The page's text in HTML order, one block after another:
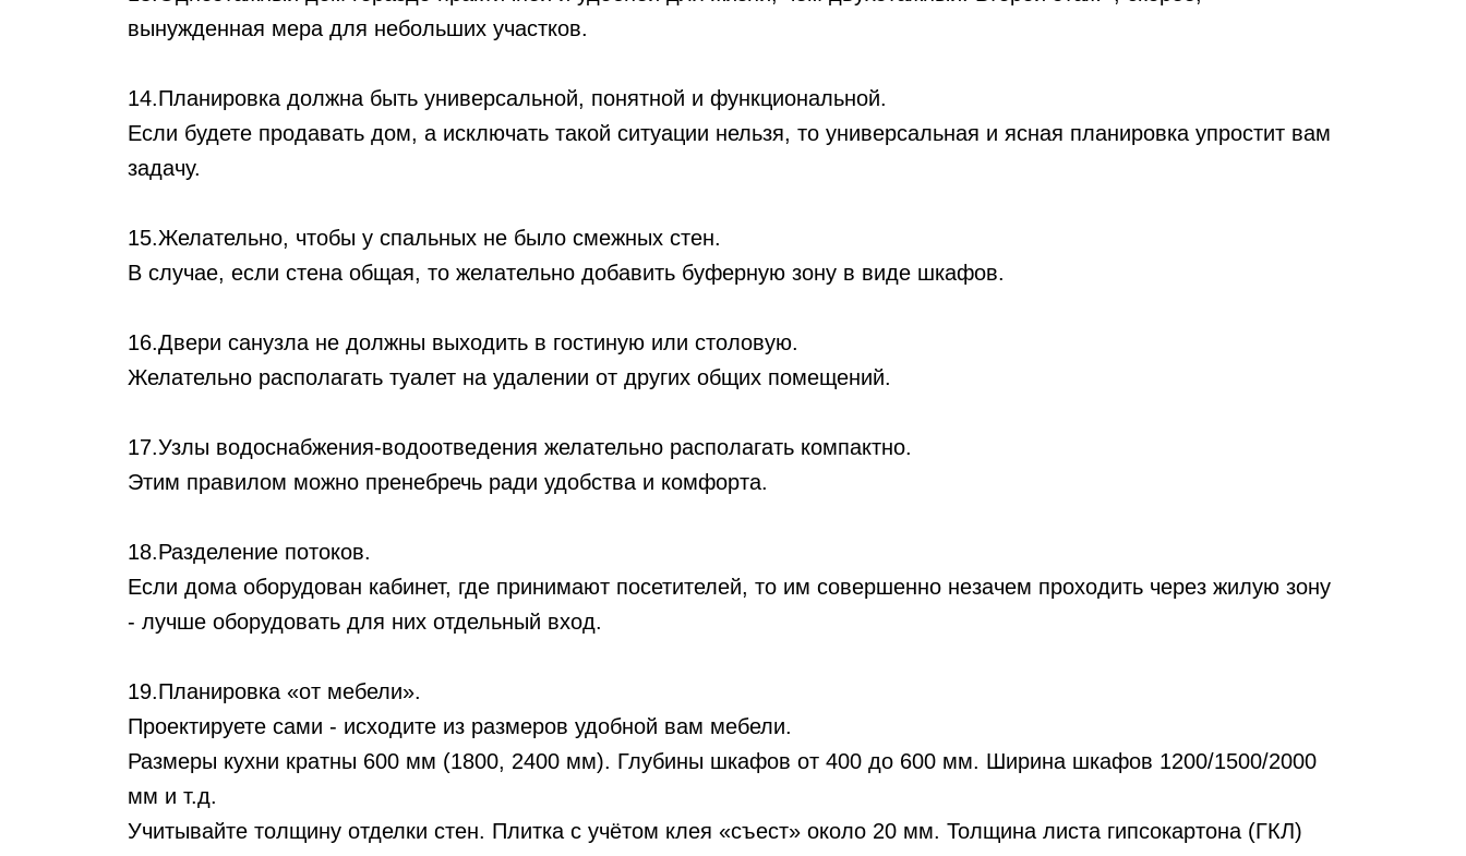
вынужденная мера для небольших участков.
14.Планировка должна быть универсальной, понятной и функциональной.
Если будете продавать дом, а исключать такой ситуации нельзя, то универсальная и ясная планировка упростит вам
задачу.
15.Желательно, чтобы у спальных не было смежных стен.
В случае, если стена общая, то желательно добавить буферную зону в виде шкафов.
16.Двери санузла не должны выходить в гостиную или столовую.
Желательно располагать туалет на удалении от других общих помещений.
17.Узлы водоснабжения-водоотведения желательно располагать компактно.
Этим правилом можно пренебречь ради удобства и комфорта.
18.Разделение потоков.
Если дома оборудован кабинет, где принимают посетителей, то им совершенно незачем проходить через жилую зону
- лучше оборудовать для них отдельный вход.
19.Планировка «от мебели».
Проектируете сами - исходите из размеров удобной вам мебели.
Размеры кухни кратны 600 мм (1800, 2400 мм). Глубины шкафов от 400 до 600 мм. Ширина шкафов 1200/1500/2000
мм и т.д.
Учитывайте толщину отделки стен. Плитка с учётом клея «съест» около 20 мм. Толщина листа гипсокартона (ГКЛ)